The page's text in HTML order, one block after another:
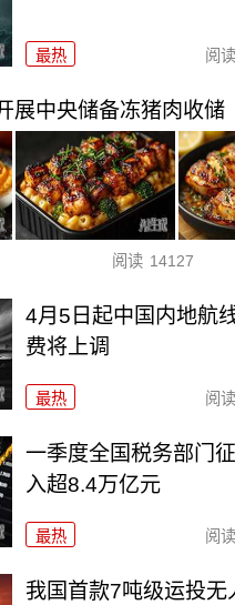
最热 阅读
展中央储备冻猪肉收储
阅读 14127
4月5日起中国内地航
费将上调
最热 阅读
一季度全国税务部门
入超8.4万亿元
最热 阅读
我国首款7吨级运投无